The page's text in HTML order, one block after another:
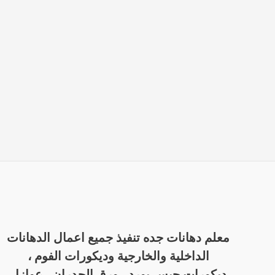
معلم دهانات جده تنفيذ جميع اعمال الدهانات
الداخلية والخارجية وديكورات الفوم ،